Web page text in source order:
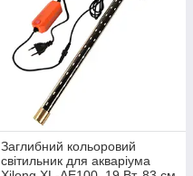
Заглибний кольоровий
світильник для акваріума